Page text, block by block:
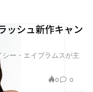
ッシュ新作キャン
ー・エイブラムスが主
0 0